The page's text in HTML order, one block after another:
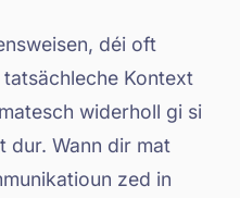
déi oft
Kontext
widerholl gi si
dur. Wann dir mat
zed in